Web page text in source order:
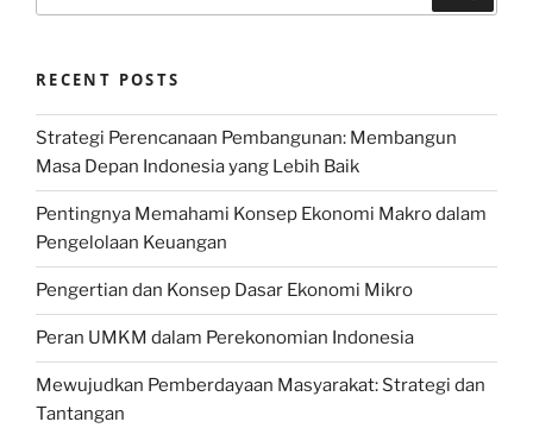
RECENT POSTS
Strategi Perencanaan Pembangunan: Membangun
Masa Depan Indonesia yang Lebih Baik
Pentingnya Memahami Konsep Ekonomi Makro dalam
Pengelolaan Keuangan
Pengertian dan Konsep Dasar Ekonomi Mikro
Peran UMKM dalam Perekonomian Indonesia
Mewujudkan Pemberdayaan Masyarakat: Strategi dan
Tantangan